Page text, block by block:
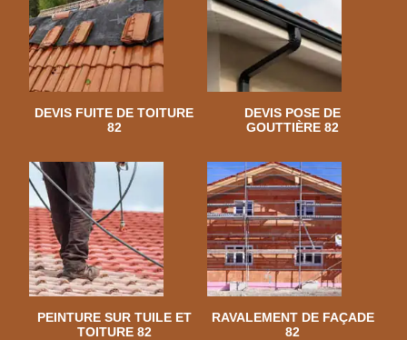
DEVIS FUITE DE TOITURE
82
DEVIS POSE DE
GOUTTIÈRE 82
PEINTURE SUR TUILE ET
TOITURE 82
RAVALEMENT DE FAÇADE
82